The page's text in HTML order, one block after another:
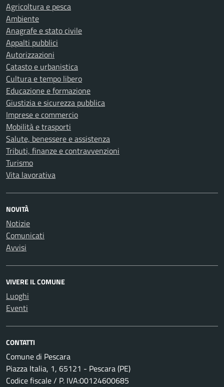
Agricoltura e pesca
Ambiente
Anagrafe e stato civile
Appalti pubblici
Autorizzazioni
Catasto e urbanistica
Cultura e tempo libero
Educazione e formazione
Giustizia e sicurezza pubblica
Imprese e commercio
Mobilità e trasporti
Salute, benessere e assistenza
Tributi, finanze e contravvenzioni
Turismo
Vita lavorativa
NOVITÀ
Notizie
Comunicati
Avvisi
VIVERE IL COMUNE
Luoghi
Eventi
CONTATTI
Comune di Pescara
Piazza Italia, 1, 65121 - Pescara (PE)
Codice fiscale / P. IVA:00124600685